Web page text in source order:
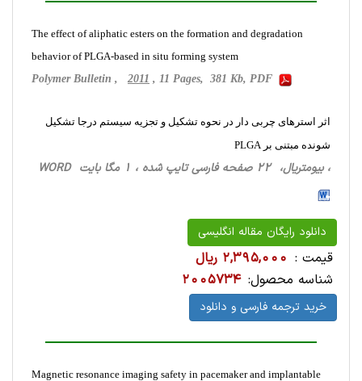
The effect of aliphatic esters on the formation and degradation
behavior of PLGA-based in situ forming system
Polymer Bulletin , 2011 , 11 Pages, 381 Kb, PDF
اثر استرهای چربی دار در نحوه تشکیل و تجزیه سیستم درجا تشکیل
شونده مبتنی بر PLGA
، بیومتریال، 22 صفحه فارسی تایپ شده ، 1 مگا بایت WORD
دانلود رایگان مقاله انگلیسی
قیمت : 2,395,000 ریال
شناسه محصول: 2005734
خرید ترجمه فارسی و دانلود
Magnetic resonance imaging safety in pacemaker and implantable